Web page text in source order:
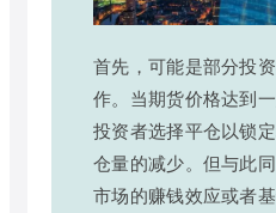
首先，可能是部分投
作。当期货价格达到
投资者选择平仓以锁
仓量的减少。但与此
市场的赚钱效应或者